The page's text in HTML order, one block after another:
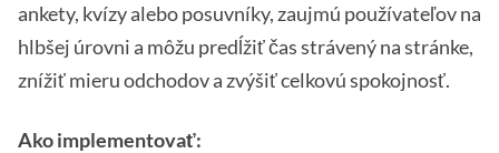
ankety, kvízy alebo posuvníky, zaujmú používateľov na
hlbšej úrovni a môžu predĺžiť čas strávený na stránke,
znížiť mieru odchodov a zvýšiť celkovú spokojnosť.
Ako implementovať: